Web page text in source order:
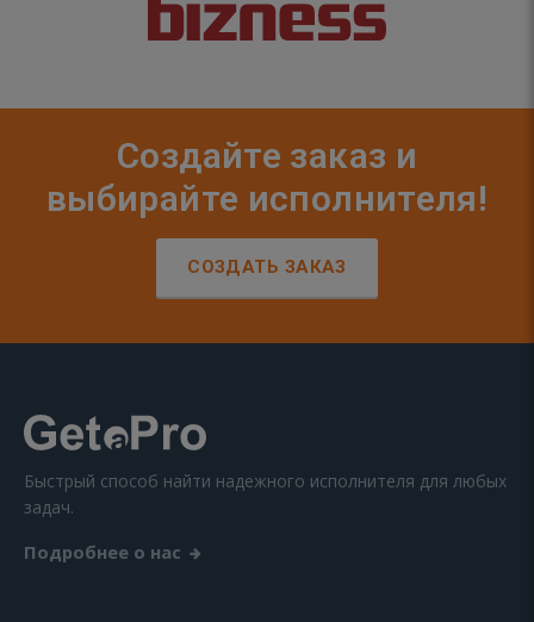
Создайте заказ и
выбирайте исполнителя!
СОЗДАТЬ ЗАКАЗ
Быстрый способ найти надежного исполнителя для любых
задач.
Подробнее о нас